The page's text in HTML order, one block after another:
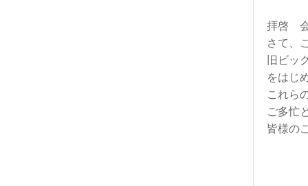
拝啓 会
さて、
旧ビッ
をはじ
これら
ご多忙
皆様の